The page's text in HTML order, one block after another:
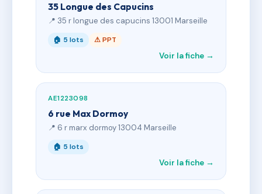
35 Longue des Capucins
📍 35 r longue des capucins 13001 Marseille
🏠 5 lots ⚠ PPT
Voir la fiche →
AE1223098
6 rue Max Dormoy
📍 6 r marx dormoy 13004 Marseille
🏠 5 lots
Voir la fiche →